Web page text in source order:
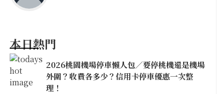
本日熱門
2026桃園機場停車懶人包／要停桃機還是機場
外圍？收費各多少？信用卡停車優惠一次整
理！